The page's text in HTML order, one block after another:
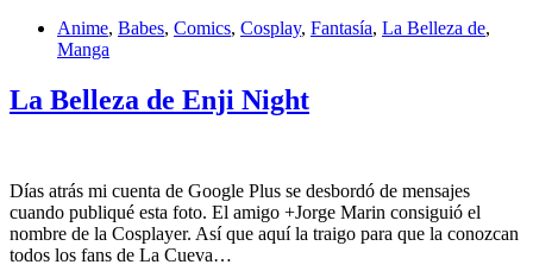
Anime, Babes, Comics, Cosplay, Fantasía, La Belleza de,
Manga
La Belleza de Enji Night
Días atrás mi cuenta de Google Plus se desbordó de mensajes
cuando publiqué esta foto. El amigo +Jorge Marin consiguió el
nombre de la Cosplayer. Así que aquí la traigo para que la conozcan
todos los fans de La Cueva…